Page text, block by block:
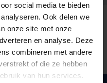
social media te bieden
Ook delen we
onze site met onze
en analyse. Deze
combineren met andere
of die ze hebben
van hun services.